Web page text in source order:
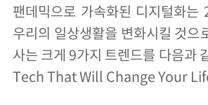
팬데믹으로 가속화된 디지털화는
우리의 일상생활을 변화시킬 것으
사는 크게 9가지 트렌드를 다음과
Tech That Will Change Your